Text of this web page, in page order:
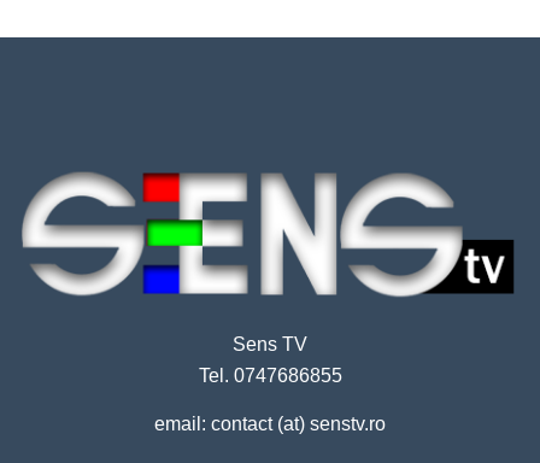
Sens TV
Tel. 0747686855
email: contact (at) senstv.ro